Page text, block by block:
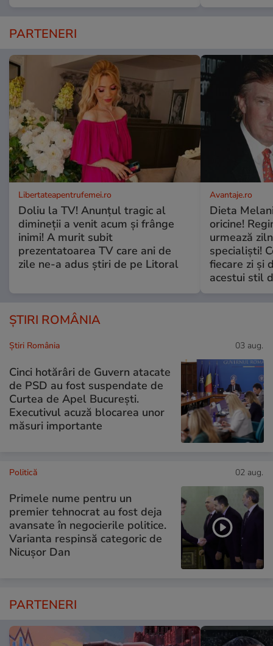
PARTENERI
Libertateapentrufemei.ro
Doliu la TV! Anunțul tragic al
dimineții a venit acum și frânge
inimi! A murit subit
prezentatoarea TV care ani de
zile ne-a adus știri de pe Litoral
Avantaje.ro
Dieta
oricine!
urmează
specialiști!
fiecare zi și
acestui stil
ȘTIRI ROMÂNIA
Știri România 03 aug.
Cinci hotărâri de Guvern atacate
de PSD au fost suspendate de
Curtea de Apel București.
Executivul acuză blocarea unor
măsuri importante
Politică 02 aug.
Primele nume pentru un
premier tehnocrat au fost deja
avansate în negocierile politice.
Varianta respinsă categoric de
Nicușor Dan
PARTENERI